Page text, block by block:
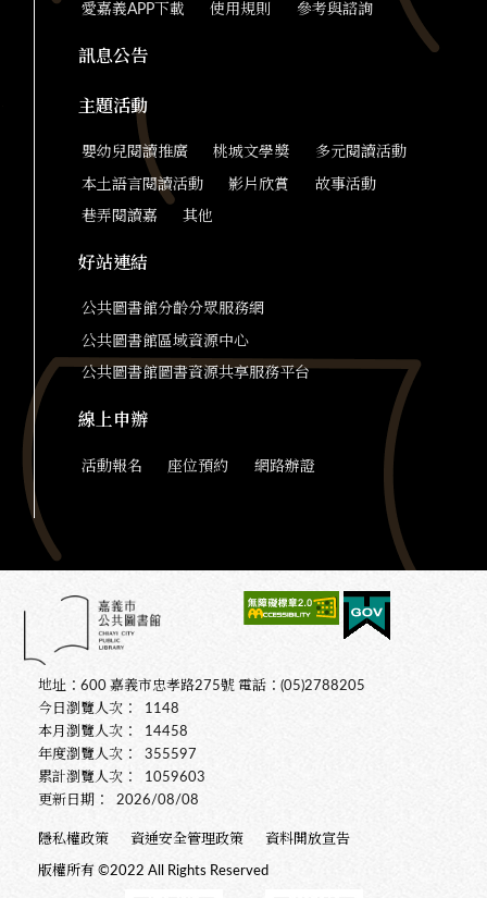
愛嘉義APP下載 使用規則 參考與諮詢
訊息公告
主題活動
嬰幼兒閱讀推廣 桃城文學獎 多元閱讀活動
本土語言閱讀活動 影片欣賞 故事活動
巷弄閱讀嘉 其他
好站連結
公共圖書館分齡分眾服務網
公共圖書館區域資源中心
公共圖書館圖書資源共享服務平台
線上申辦
活動報名 座位預約 網路辦證
地址：600 嘉義市忠孝路275號 電話：(05)2788205
今日瀏覽人次：
1148
本月瀏覽人次：
14458
年度瀏覽人次：
355597
累計瀏覽人次：
1059603
更新日期：
2026/08/08
隱私權政策 資通安全管理政策 資料開放宣告
版權所有 ©2022 All Rights Reserved